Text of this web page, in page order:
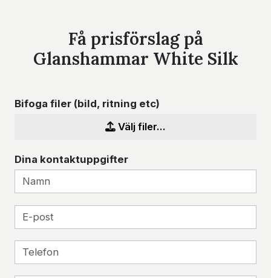
Få prisförslag på
Glanshammar White Silk
Bifoga filer (bild, ritning etc)
Välj filer...
Dina kontaktuppgifter